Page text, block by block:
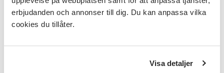
erbjudanden och annonser till dig. Du kan anpassa vilka
cookies du tillåter.
Visa detaljer
”Ingen har lyft en bana liknande min” konstaterade
denne man den 11 februari 1844, några veckor före
utgångspunkt och följer mannen från Pau och hans
Föreläsare är historikern och hembygdskonsulenten